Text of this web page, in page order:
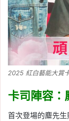
2025 紅白藝能大賞
卡司陣容：
首次登場的麋先